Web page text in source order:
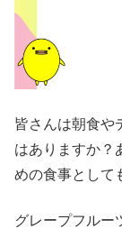
皆さんは朝食や
はありますか？
めの食事として
グレープフルー